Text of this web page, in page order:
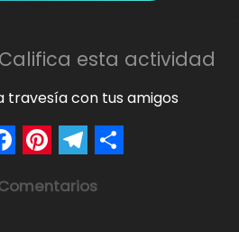
Califica esta actividad
travesía con tus amigos
F
a
P
i
T
e
S